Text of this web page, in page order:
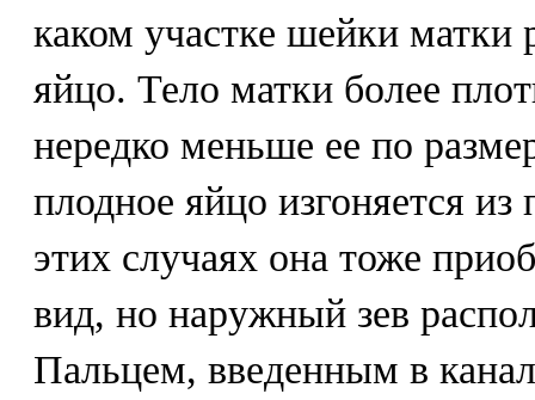
каком участке шейки матки
яйцо. Тело матки более
нередко меньше ее по
плодное яйцо изгоняется
этих случаях она тоже
вид, но наружный зев
Пальцем, введенным в